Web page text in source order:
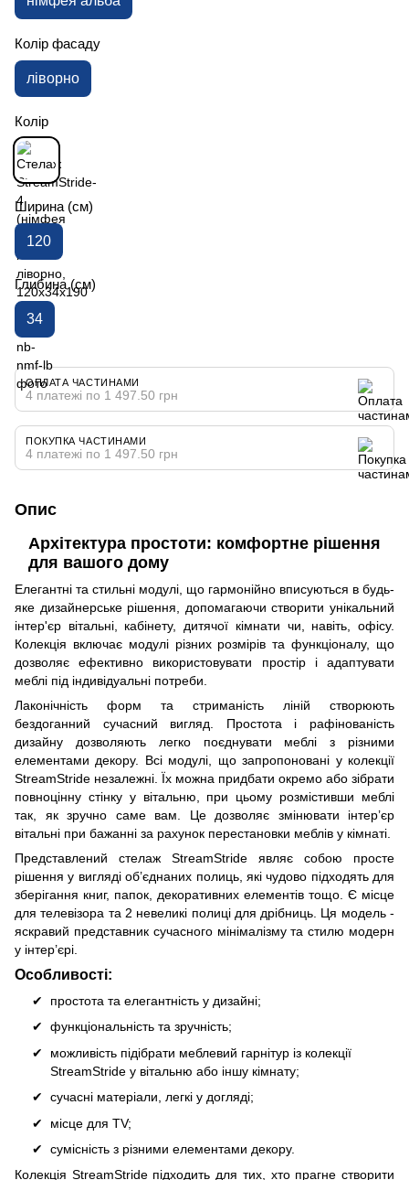
Колір фасаду
ліворно
Колір
Ширина (см)
120
Глибина (см)
34
ОПЛАТА ЧАСТИНАМИ
4 платежі по 1 497.50 грн
ПОКУПКА ЧАСТИНАМИ
4 платежі по 1 497.50 грн
Опис
Архітектура простоти: комфортне рішення
для вашого дому
Елегантні та стильні модулі, що гармонійно вписуються в будь-
яке дизайнерське рішення, допомагаючи створити унікальний
інтер'єр вітальні, кабінету, дитячої кімнати чи, навіть, офісу.
Колекція включає модулі різних розмірів та функціоналу, що
дозволяє ефективно використовувати простір і адаптувати
меблі під індивідуальні потреби.
Лаконічність форм та стриманість ліній створюють
бездоганний сучасний вигляд. Простота і рафінованість
дизайну дозволяють легко поєднувати меблі з різними
елементами декору. Всі модулі, що запропоновані у колекції
StreamStride незалежні. Їх можна придбати окремо або зібрати
повноцінну стінку у вітальню, при цьому розмістивши меблі
так, як зручно саме вам. Це дозволяє змінювати інтер’єр
вітальні при бажанні за рахунок перестановки меблів у кімнаті.
Представлений стелаж StreamStride являє собою просте
рішення у вигляді об’єднаних полиць, які чудово підходять для
зберігання книг, папок, декоративних елементів тощо. Є місце
для телевізора та 2 невеликі полиці для дрібниць. Ця модель -
яскравий представник сучасного мінімалізму та стилю модерн
у інтер’єрі.
Особливості:
простота та елегантність у дизайні;
функціональність та зручність;
можливість підібрати меблевий гарнітур із колекції
StreamStride у вітальню або іншу кімнату;
сучасні матеріали, легкі у догляді;
місце для TV;
сумісність з різними елементами декору.
Колекція StreamStride підходить для тих, хто прагне створити